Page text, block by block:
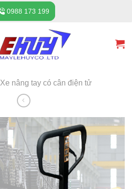
0988 173 199
Xe nâng tay có cân điện tử